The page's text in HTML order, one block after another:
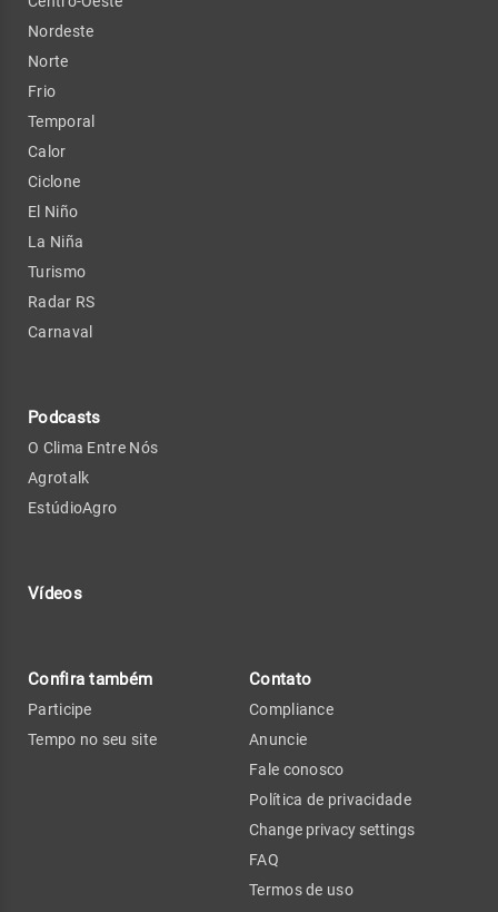
Nordeste
Norte
Frio
Temporal
Calor
Ciclone
El Niño
La Niña
Turismo
Radar RS
Carnaval
Podcasts
O Clima Entre Nós
Agrotalk
EstúdioAgro
Vídeos
Confira também
Participe
Tempo no seu site
Contato
Compliance
Anuncie
Fale conosco
Política de privacidade
Change privacy settings
FAQ
Termos de uso